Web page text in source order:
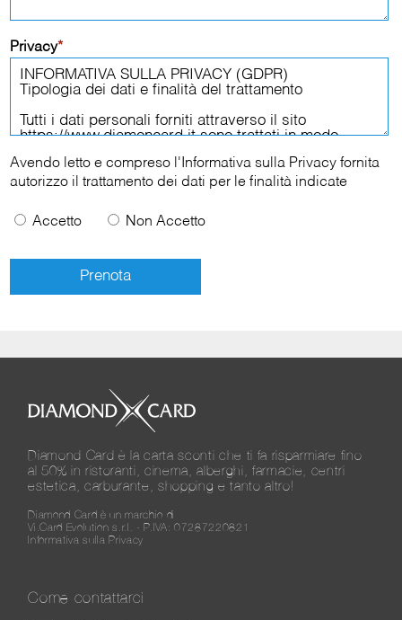
Privacy*
Avendo letto e compreso l' Informativa sulla Privacy fornita
autorizzo il trattamento dei dati per le finalità indicate
Accetto Non Accetto
Diamond Card è la carta sconti che ti fa risparmiare fino
al 50% in ristoranti, cinema, alberghi, farmacie, centri
estetica, carburante, shopping e tanto altro!
Diamond Card è un marchio di
Vi.Card Evolution s.r.l. - P.IVA: 07287220821
Informativa sulla Privacy
Come contattarci